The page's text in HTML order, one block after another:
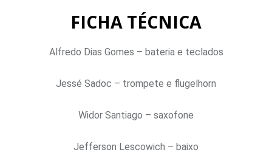
FICHA TÉCNICA
Alfredo Dias Gomes – bateria e teclados
Jessé Sadoc – trompete e flugelhorn
Widor Santiago – saxofone
Jefferson Lescowich – baixo